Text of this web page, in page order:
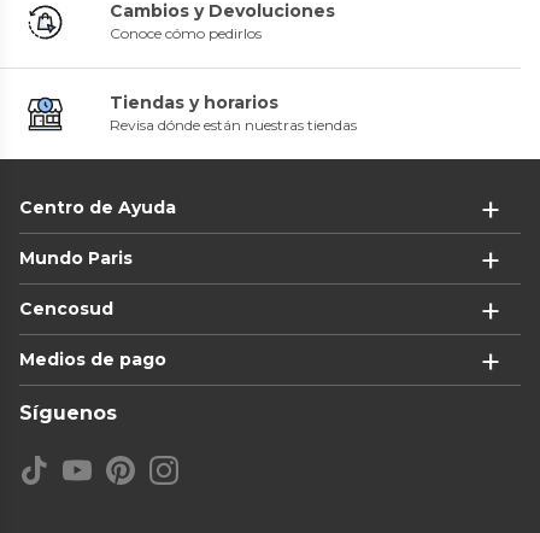
Cambios y Devoluciones
Conoce cómo pedirlos
Tiendas y horarios
Revisa dónde están nuestras tiendas
Centro de Ayuda
Mundo Paris
Cencosud
Medios de pago
Síguenos